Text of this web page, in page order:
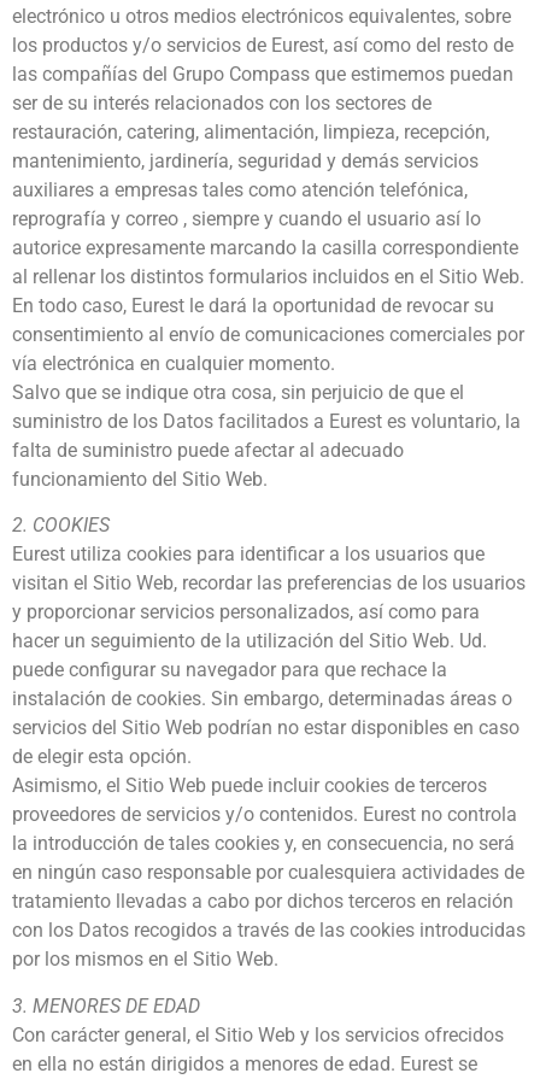
electrónico u otros medios electrónicos equivalentes, sobre
los productos y/o servicios de Eurest, así como del resto de
las compañías del Grupo Compass que estimemos puedan
ser de su interés relacionados con los sectores de
restauración, catering, alimentación, limpieza, recepción,
mantenimiento, jardinería, seguridad y demás servicios
auxiliares a empresas tales como atención telefónica,
reprografía y correo , siempre y cuando el usuario así lo
autorice expresamente marcando la casilla correspondiente
al rellenar los distintos formularios incluidos en el Sitio Web.
En todo caso, Eurest le dará la oportunidad de revocar su
consentimiento al envío de comunicaciones comerciales por
vía electrónica en cualquier momento.
Salvo que se indique otra cosa, sin perjuicio de que el
suministro de los Datos facilitados a Eurest es voluntario, la
falta de suministro puede afectar al adecuado
funcionamiento del Sitio Web.
2. COOKIES
Eurest utiliza cookies para identificar a los usuarios que
visitan el Sitio Web, recordar las preferencias de los usuarios
y proporcionar servicios personalizados, así como para
hacer un seguimiento de la utilización del Sitio Web. Ud.
puede configurar su navegador para que rechace la
instalación de cookies. Sin embargo, determinadas áreas o
servicios del Sitio Web podrían no estar disponibles en caso
de elegir esta opción.
Asimismo, el Sitio Web puede incluir cookies de terceros
proveedores de servicios y/o contenidos. Eurest no controla
la introducción de tales cookies y, en consecuencia, no será
en ningún caso responsable por cualesquiera actividades de
tratamiento llevadas a cabo por dichos terceros en relación
con los Datos recogidos a través de las cookies introducidas
por los mismos en el Sitio Web.
3. MENORES DE EDAD
Con carácter general, el Sitio Web y los servicios ofrecidos
en ella no están dirigidos a menores de edad. Eurest se